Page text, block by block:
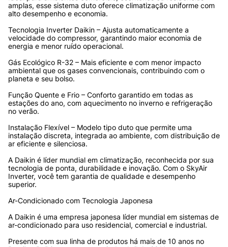
amplas, esse sistema duto oferece climatização uniforme com
alto desempenho e economia.
Tecnologia Inverter Daikin – Ajusta automaticamente a
velocidade do compressor, garantindo maior economia de
energia e menor ruído operacional.
Gás Ecológico R-32 – Mais eficiente e com menor impacto
ambiental que os gases convencionais, contribuindo com o
planeta e seu bolso.
Função Quente e Frio – Conforto garantido em todas as
estações do ano, com aquecimento no inverno e refrigeração
no verão.
Instalação Flexível – Modelo tipo duto que permite uma
instalação discreta, integrada ao ambiente, com distribuição de
ar eficiente e silenciosa.
A Daikin é líder mundial em climatização, reconhecida por sua
tecnologia de ponta, durabilidade e inovação. Com o SkyAir
Inverter, você tem garantia de qualidade e desempenho
superior.
Ar-Condicionado com Tecnologia Japonesa
A Daikin é uma empresa japonesa líder mundial em sistemas de
ar-condicionado para uso residencial, comercial e industrial.
Presente com sua linha de produtos há mais de 10 anos no